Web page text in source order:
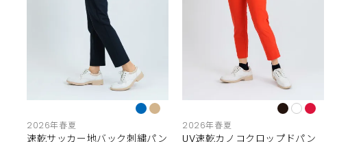
2026年春夏
速乾サッカー地バック刺繍パン
2026年春夏
UV速乾カノコクロップドパン